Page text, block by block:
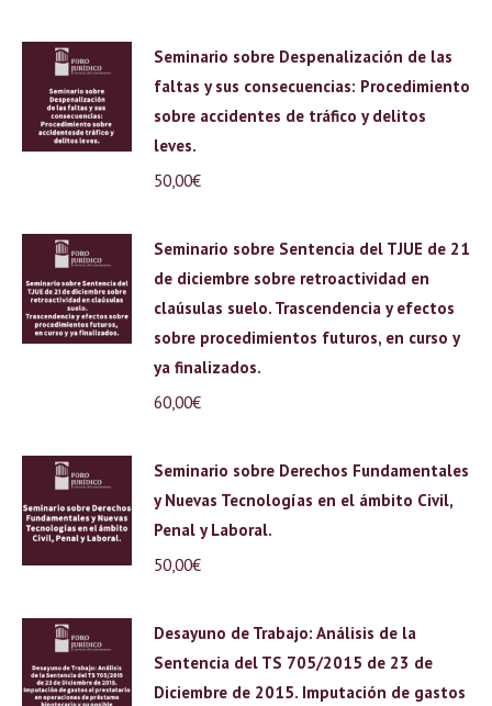
Seminario sobre Despenalización de las
faltas y sus consecuencias: Procedimiento
sobre accidentes de tráfico y delitos
leves.
50,00€
Seminario sobre Sentencia del TJUE de 21
de diciembre sobre retroactividad en
claúsulas suelo. Trascendencia y efectos
sobre procedimientos futuros, en curso y
ya finalizados.
60,00€
Seminario sobre Derechos Fundamentales
y Nuevas Tecnologías en el ámbito Civil,
Penal y Laboral.
50,00€
Desayuno de Trabajo: Análisis de la
Sentencia del TS 705/2015 de 23 de
Diciembre de 2015. Imputación de gastos